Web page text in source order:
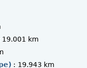
19.001 km
: 19.943 km